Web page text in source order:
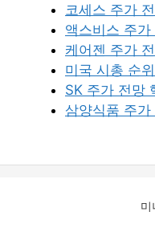
코세스 주가
액스비스 주
케어젠 주가
미국 시총 순
SK 주가 전망
삼양식품 주가
미